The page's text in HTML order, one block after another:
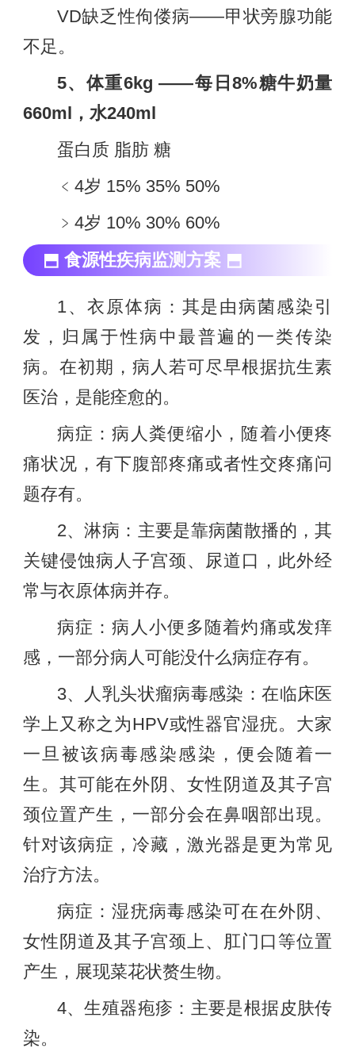
VD缺乏性佝偻病——甲状旁腺功能
不足。
5、体重6kg ——每日8%糖牛奶量
660ml，水240ml
蛋白质 脂肪 糖
﹤4岁 15% 35% 50%
﹥4岁 10% 30% 60%
⬒ 食源性疾病监测方案 ⬒
1、衣原体病：其是由病菌感染引
发，归属于性病中最普遍的一类传染
病。在初期，病人若可尽早根据抗生素
医治，是能痊愈的。
病症：病人粪便缩小，随着小便疼
痛状况，有下腹部疼痛或者性交疼痛问
题存有。
2、淋病：主要是靠病菌散播的，其
关键侵蚀病人子宫颈、尿道口，此外经
常与衣原体病并存。
病症：病人小便多随着灼痛或发痒
感，一部分病人可能没什么病症存有。
3、人乳头状瘤病毒感染：在临床医
学上又称之为HPV或性器官湿疣。大家
一旦被该病毒感染感染，便会随着一
生。其可能在外阴、女性阴道及其子宫
颈位置产生，一部分会在鼻咽部出現。
针对该病症，冷藏，激光器是更为常见
治疗方法。
病症：湿疣病毒感染可在在外阴、
女性阴道及其子宫颈上、肛门口等位置
产生，展现菜花状赘生物。
4、生殖器疱疹：主要是根据皮肤传
染。